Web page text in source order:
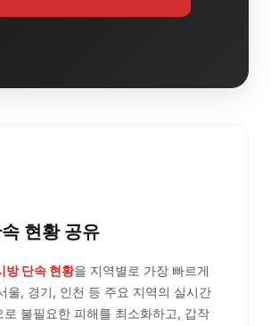
현황 공유
방 단속 현황을 지역별로 가장 빠르게
울, 경기, 인천 등 주요 지역의 실시간
로 불필요한 피해를 최소화하고, 갑작